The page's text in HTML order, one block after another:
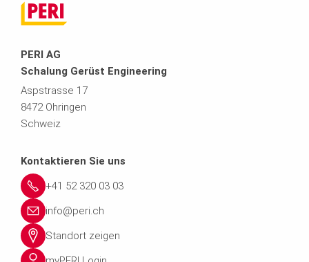
PERI AG
Schalung Gerüst Engineering
Aspstrasse 17
8472 Ohringen
Schweiz
Kontaktieren Sie uns
+41 52 320 03 03
info@peri.ch
Standort zeigen